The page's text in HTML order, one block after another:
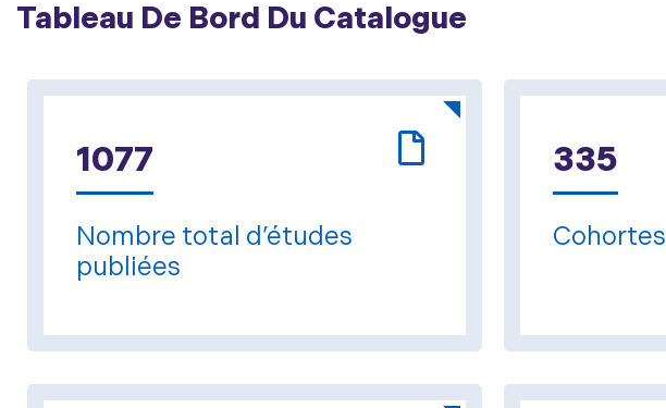
Tableau De Bord Du Catalogue
1077
Nombre total d’études
publiées
335
Cohortes